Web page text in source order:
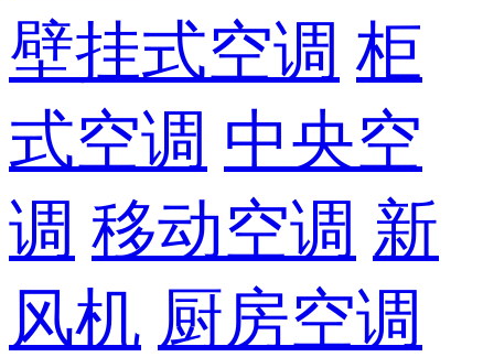
壁挂式空调 柜
式空调 中央空
调 移动空调 新
风机 厨房空调